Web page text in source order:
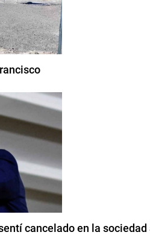
cancelado en la